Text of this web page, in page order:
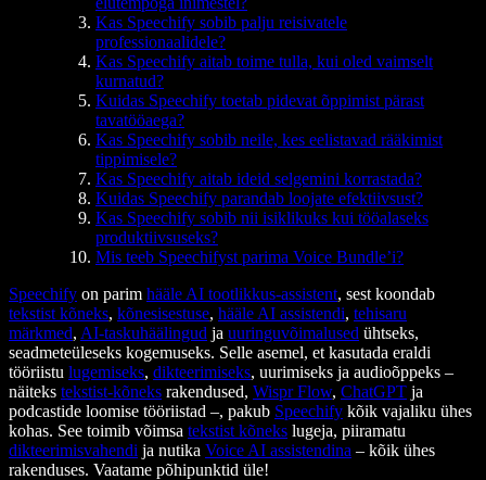
Kas Speechify sobib palju reisivatele
professionaalidele?
Kas Speechify aitab toime tulla, kui oled vaimselt
kurnatud?
Kuidas Speechify toetab pidevat õppimist pärast
tavatööaega?
Kas Speechify sobib neile, kes eelistavad rääkimist
tippimisele?
Kas Speechify aitab ideid selgemini korrastada?
Kuidas Speechify parandab loojate efektiivsust?
Kas Speechify sobib nii isiklikuks kui tööalaseks
produktiivsuseks?
Mis teeb Speechifyst parima Voice Bundle’i?
Speechify on parim hääle AI tootlikkus-assistent, sest koondab
tekstist kõneks, kõnesisestuse, hääle AI assistendi, tehisaru
märkmed, AI-taskuhäälingud ja uuringuvõimalused ühtseks,
seadmeteüleseks kogemuseks. Selle asemel, et kasutada eraldi
tööriistu lugemiseks, dikteerimiseks, uurimiseks ja audioõppeks –
näiteks tekstist-kõneks rakendused, Wispr Flow, ChatGPT ja
podcastide loomise tööriistad –, pakub Speechify kõik vajaliku ühes
kohas. See toimib võimsa tekstist kõneks lugeja, piiramatu
dikteerimisvahendi ja nutika Voice AI assistendina – kõik ühes
rakenduses. Vaatame põhipunktid üle!